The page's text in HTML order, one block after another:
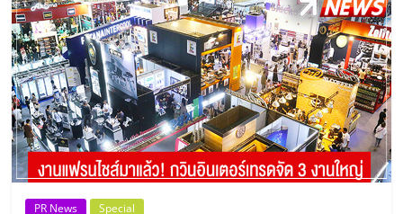
พัฒนา
ระบบ
แฟ
PR News Special